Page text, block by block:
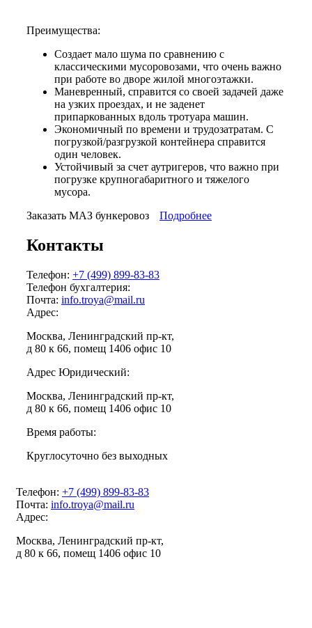
​​​​​​​Преимущества:
Создает мало шума по сравнению с
классическими мусоровозами, что очень важно
при работе во дворе жилой многоэтажки.
Маневренный, справится со своей задачей даже
на узких проездах, и не заденет
припаркованных вдоль тротуара машин.
Экономичный по времени и трудозатратам. С
погрузкой/разгрузкой контейнера справится
один человек.
Устойчивый за счет аутригеров, что важно при
погрузке крупногабаритного и тяжелого
мусора.
Заказать МАЗ бункеровоз
Подробнее
Контакты
Телефон: +7 (499) 899-83-83
Телефон бухгалтерия:
Почта: info.troya@mail.ru
Адрес:
Москва, Ленинградский пр-кт,
д 80 к 66, помещ 1406 офис 10
Адрес Юридический:
Москва, Ленинградский пр-кт,
д 80 к 66, помещ 1406 офис 10
Время работы:
Круглосуточно без выходных
Телефон: +7 (499) 899-83-83
Почта: info.troya@mail.ru
Адрес:
Москва, Ленинградский пр-кт,
д 80 к 66, помещ 1406 офис 10